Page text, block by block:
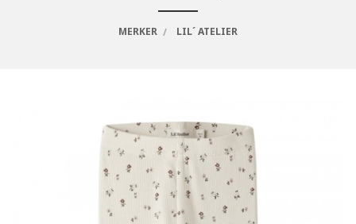
MERKER LIL´ ATELIER